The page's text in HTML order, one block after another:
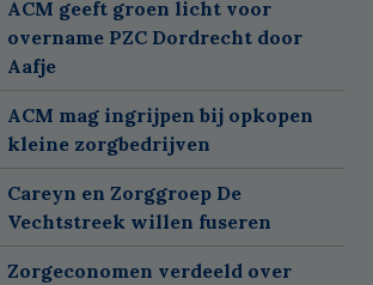
ACM geeft groen licht voor
overname PZC Dordrecht door
Aafje
ACM mag ingrijpen bij opkopen
kleine zorgbedrijven
Careyn en Zorggroep De
Vechtstreek willen fuseren
Zorgeconomen verdeeld over